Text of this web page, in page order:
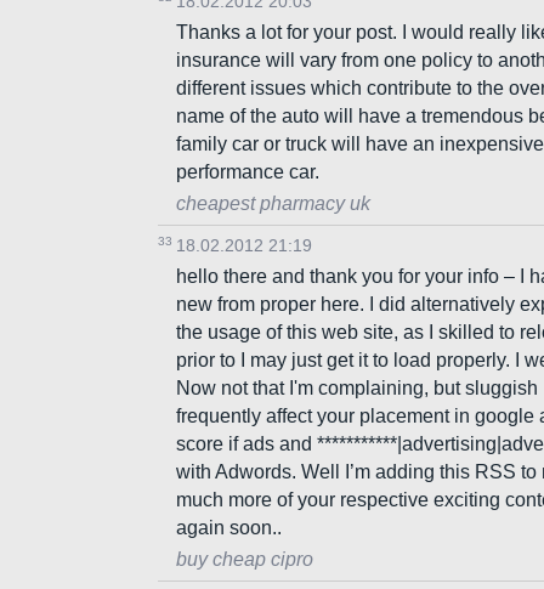
Thanks a lot for your post. I would really
insurance will vary from one policy to
different issues which contribute to the
name of the auto will have a tremendous
family car or truck will have an
performance car.
cheapest pharmacy uk
33 18.02.2012 21:19
hello there and thank you for your info – I
new from proper here. I did alternatively
the usage of this web site, as I skilled to
prior to I may just get it to load properly. I
Now not that I'm complaining, but
frequently affect your placement in
score if ads and
with Adwords. Well I’m adding this RSS
much more of your respective exciting
again soon..
buy cheap cipro